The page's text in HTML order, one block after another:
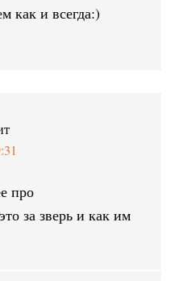
как и всегда:)
про
за зверь и как им